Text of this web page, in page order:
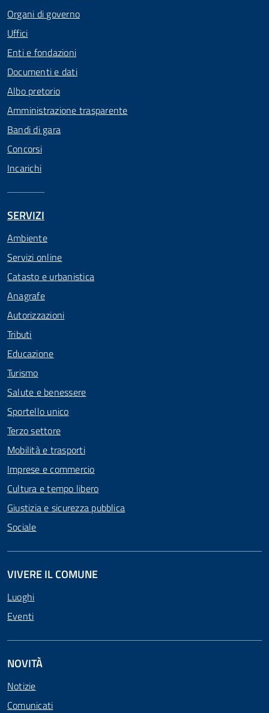
Organi di governo
Uffici
Enti e fondazioni
Documenti e dati
Albo pretorio
Amministrazione trasparente
Bandi di gara
Concorsi
Incarichi
SERVIZI
Ambiente
Servizi online
Catasto e urbanistica
Anagrafe
Autorizzazioni
Tributi
Educazione
Turismo
Salute e benessere
Sportello unico
Terzo settore
Mobilità e trasporti
Imprese e commercio
Cultura e tempo libero
Giustizia e sicurezza pubblica
Sociale
VIVERE IL COMUNE
Luoghi
Eventi
NOVITÀ
Notizie
Comunicati